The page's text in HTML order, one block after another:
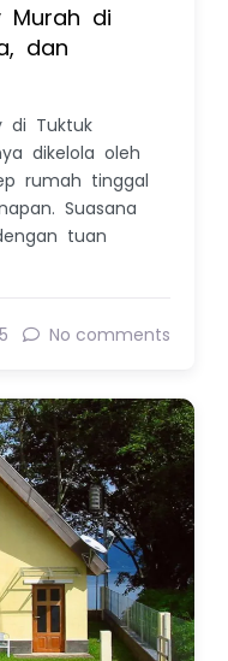
Murah di
dan
di Tuktuk
dikelola oleh
rumah tinggal
Suasana
tuan
No comments